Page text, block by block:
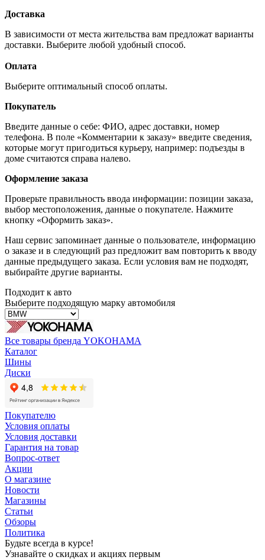
Доставка
В зависимости от места жительства вам предложат варианты
доставки. Выберите любой удобный способ.
Оплата
Выберите оптимальный способ оплаты.
Покупатель
Введите данные о себе: ФИО, адрес доставки, номер
телефона. В поле «Комментарии к заказу» введите сведения,
которые могут пригодиться курьеру, например: подъезды в
доме считаются справа налево.
Оформление заказа
Проверьте правильность ввода информации: позиции заказа,
выбор местоположения, данные о покупателе. Нажмите
кнопку «Оформить заказ».
Наш сервис запоминает данные о пользователе, информацию
о заказе и в следующий раз предложит вам повторить к вводу
данные предыдущего заказа. Если условия вам не подходят,
выбирайте другие варианты.
Подходит к авто
Выберите подходящую марку автомобиля
Все товары бренда YOKOHAMA
Каталог
Шины
Диски
Покупателю
Условия оплаты
Условия доставки
Гарантия на товар
Вопрос-ответ
Акции
О магазине
Новости
Магазины
Статьи
Обзоры
Политика
Будьте всегда в курсе!
Узнавайте о скидках и акциях первым